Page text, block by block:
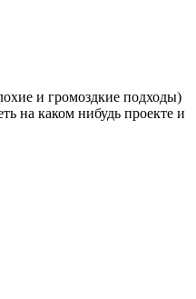
и громоздкие подходы)
на каком нибудь проекте и